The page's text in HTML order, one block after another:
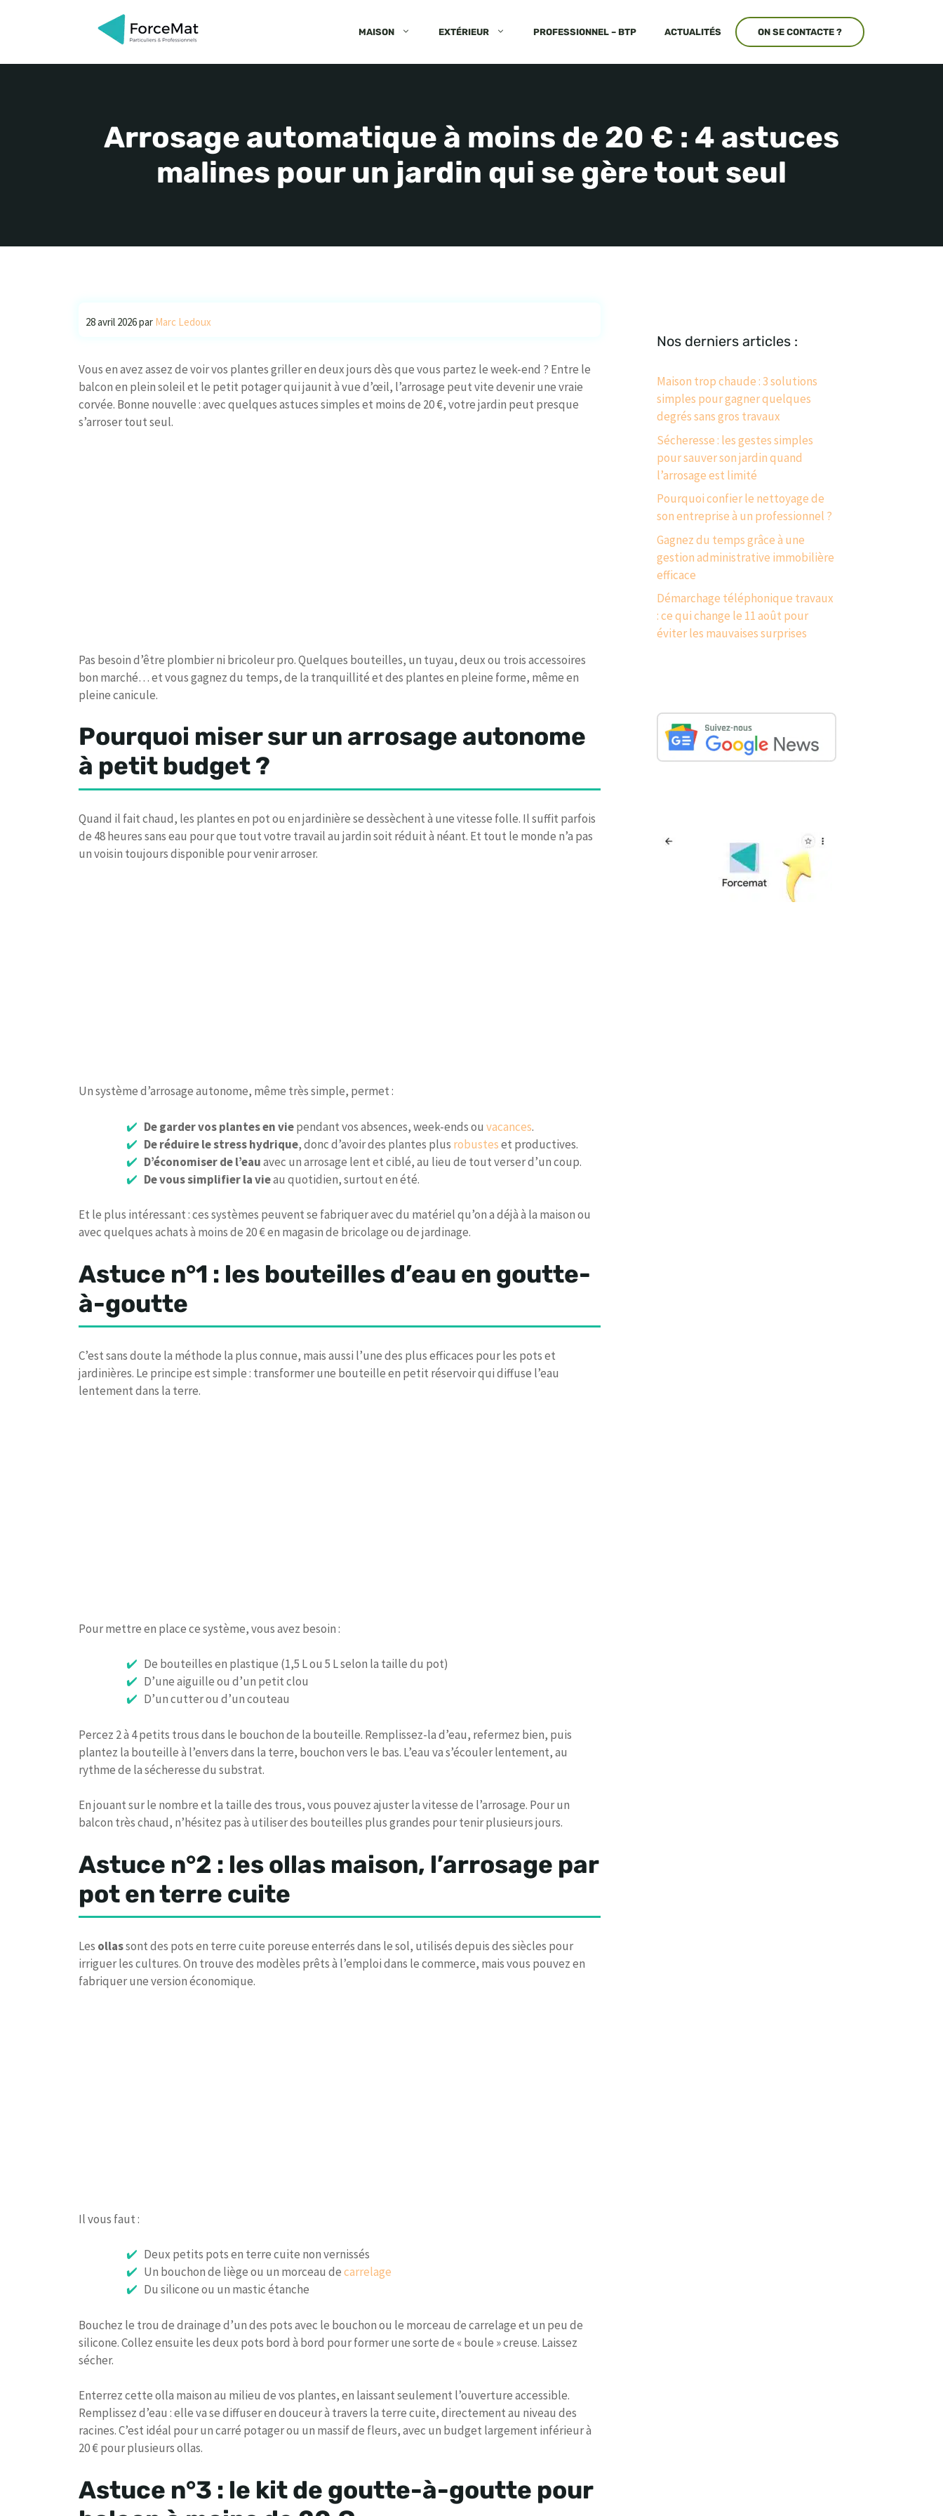
MAISON EXTÉRIEUR PROFESSIONNEL – BTP ACTUALITÉS ON SE CONTACTE ?
Arrosage automatique à moins de 20 € : 4 astuces
malines pour un jardin qui se gère tout seul
28 avril 2026par Marc Ledoux
Vous en avez assez de voir vos plantes griller en deux jours dès que vous partez le week-end ? Entre le
balcon en plein soleil et le petit potager qui jaunit à vue d’œil, l’arrosage peut vite devenir une vraie
corvée. Bonne nouvelle : avec quelques astuces simples et moins de 20 €, votre jardin peut presque
s’arroser tout seul.
Pas besoin d’être plombier ni bricoleur pro. Quelques bouteilles, un tuyau, deux ou trois accessoires
bon marché… et vous gagnez du temps, de la tranquillité et des plantes en pleine forme, même en
pleine canicule.
Pourquoi miser sur un arrosage autonome
à petit budget ?
Quand il fait chaud, les plantes en pot ou en jardinière se dessèchent à une vitesse folle. Il suffit parfois
de 48 heures sans eau pour que tout votre travail au jardin soit réduit à néant. Et tout le monde n’a pas
un voisin toujours disponible pour venir arroser.
Un système d’arrosage autonome, même très simple, permet :
De garder vos plantes en viependant vos absences, week-ends ou vacances.
De réduire le stress hydrique, donc d’avoir des plantes plus robusteset productives.
D’économiser de l’eauavec un arrosage lent et ciblé, au lieu de tout verser d’un coup.
De vous simplifier la vieau quotidien, surtout en été.
Et le plus intéressant : ces systèmes peuvent se fabriquer avec du matériel qu’on a déjà à la maison ou
avec quelques achats à moins de 20 € en magasin de bricolage ou de jardinage.
Astuce n°1 : les bouteilles d’eau en goutte-
à-goutte
C’est sans doute la méthode la plus connue, mais aussi l’une des plus efficaces pour les pots et
jardinières. Le principe est simple : transformer une bouteille en petit réservoir qui diffuse l’eau
lentement dans la terre.
Pour mettre en place ce système, vous avez besoin :
De bouteilles en plastique (1,5 L ou 5 L selon la taille du pot)
D’une aiguille ou d’un petit clou
D’un cutter ou d’un couteau
Percez 2 à 4 petits trous dans le bouchon de la bouteille. Remplissez-la d’eau, refermez bien, puis
plantez la bouteille à l’envers dans la terre, bouchon vers le bas. L’eau va s’écouler lentement, au
rythme de la sécheresse du substrat.
En jouant sur le nombre et la taille des trous, vous pouvez ajuster la vitesse de l’arrosage. Pour un
balcon très chaud, n’hésitez pas à utiliser des bouteilles plus grandes pour tenir plusieurs jours.
Astuce n°2 : les ollas maison, l’arrosage par
pot en terre cuite
Les ollassont des pots en terre cuite poreuse enterrés dans le sol, utilisés depuis des siècles pour
irriguer les cultures. On trouve des modèles prêts à l’emploi dans le commerce, mais vous pouvez en
fabriquer une version économique.
Il vous faut :
Deux petits pots en terre cuite non vernissés
Un bouchon de liège ou un morceau decarrelage
Du silicone ou un mastic étanche
Bouchez le trou de drainage d’un des pots avec le bouchon ou le morceau de carrelage et un peu de
silicone. Collez ensuite les deux pots bord à bord pour former une sorte de « boule » creuse. Laissez
sécher.
Enterrez cette olla maison au milieu de vos plantes, en laissant seulement l’ouverture accessible.
Remplissez d’eau : elle va se diffuser en douceur à travers la terre cuite, directement au niveau des
racines. C’est idéal pour un carré potager ou un massif de fleurs, avec un budget largement inférieur à
20 € pour plusieurs ollas.
Astuce n°3 : le kit de goutte-à-goutte pour
Nos derniers articles :
Maison trop chaude : 3 solutions
simples pour gagner quelques
degrés sans gros travaux
Sécheresse : les gestes simples
pour sauver son jardin quand
l’arrosage est limité
Pourquoi confier le nettoyage de
son entreprise à un professionnel ?
Gagnez du temps grâce à une
gestion administrative immobilière
efficace
Démarchage téléphonique travaux
: ce qui change le 11 août pour
éviter les mauvaises surprises